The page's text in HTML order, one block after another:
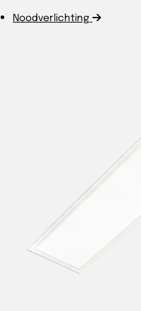
Noodverlichting